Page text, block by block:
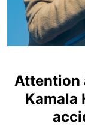
Attention
Kamala